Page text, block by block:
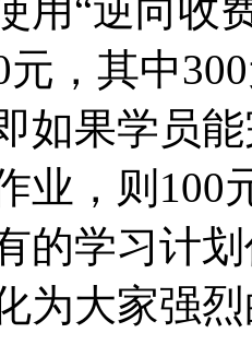
的学习计
为大家强
式
式：老师发
下载学习。
之间相互交流